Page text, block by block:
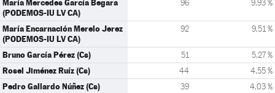
María Mercedes García Begara
(PODEMOS-IU LV CA)
96 9,93 %
María Encarnación Merelo Jerez
(PODEMOS-IU LV CA)
92 9,51 %
Bruno García Pérez (Cs) 51 5,27 %
Rosel Jiménez Ruíz (Cs) 44 4,55 %
Pedro Gallardo Núñez (Cs) 39 4,03 %